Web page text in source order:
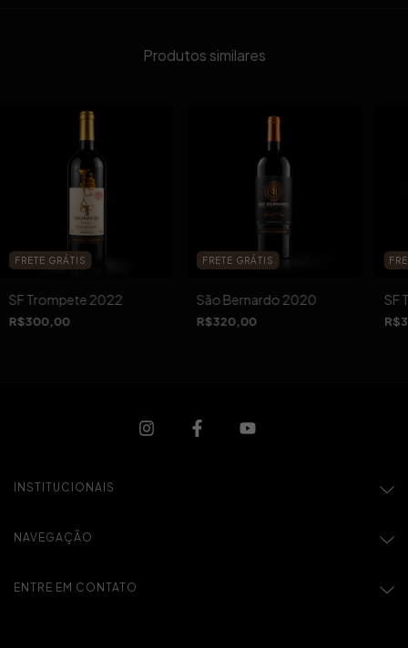
Produtos similares
FRETE GRÁTIS
SF Trompete 2022
R$300,00
FRETE GRÁTIS
São Bernardo 2020
R$320,00
SF
INSTITUCIONAIS
NAVEGAÇÃO
ENTRE EM CONTATO